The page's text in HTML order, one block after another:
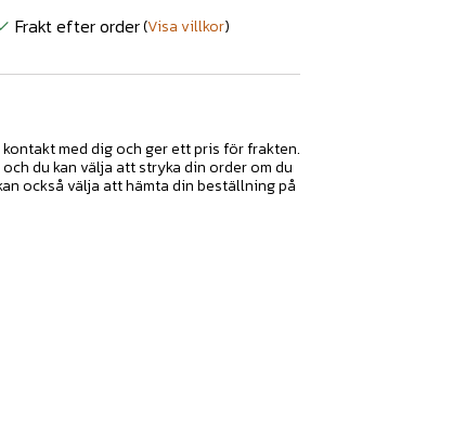
Frakt efter order(Visa villkor)
med dig och ger ett pris för frakten.
du kan välja att stryka din order om du
också välja att hämta din beställning på